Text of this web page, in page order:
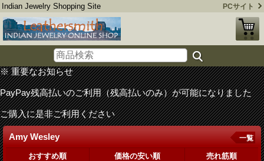
Indian Jewelry Shopping Site PCサイト
※ 重要なお知らせ
PayPay残高払いのご利用（残高払いのみ）が可能になりました
ご購入に是非ご利用ください
Amy Wesley 一覧
おすすめ順 価格の安い順 売れ筋順